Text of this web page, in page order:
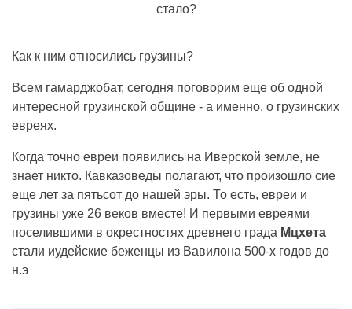
Как к ним относились грузины?
Всем гамарджобат, сегодня поговорим еще об одной
интересной грузинской общине - а именно, о грузинских
евреях.
Когда точно евреи появились на Иверской земле, не
знает никто. Кавказоведы полагают, что произошло сие
еще лет за пятьсот до нашей эры. То есть, евреи и
грузины уже 26 веков вместе! И первыми евреями
поселившими в окрестностях древнего града Мцхета
стали иудейские беженцы из Вавилона 500-х годов до
н.э